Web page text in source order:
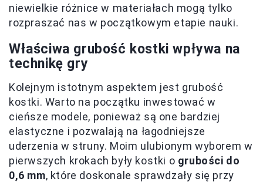
niewielkie różnice w materiałach mogą tylko
rozpraszać nas w początkowym etapie nauki.
Właściwa grubość kostki wpływa na
technikę gry
Kolejnym istotnym aspektem jest grubość
kostki. Warto na początku inwestować w
cieńsze modele, ponieważ są one bardziej
elastyczne i pozwalają na łagodniejsze
uderzenia w struny. Moim ulubionym wyborem w
pierwszych krokach były kostki o grubości do
0,6 mm, które doskonale sprawdzały się przy